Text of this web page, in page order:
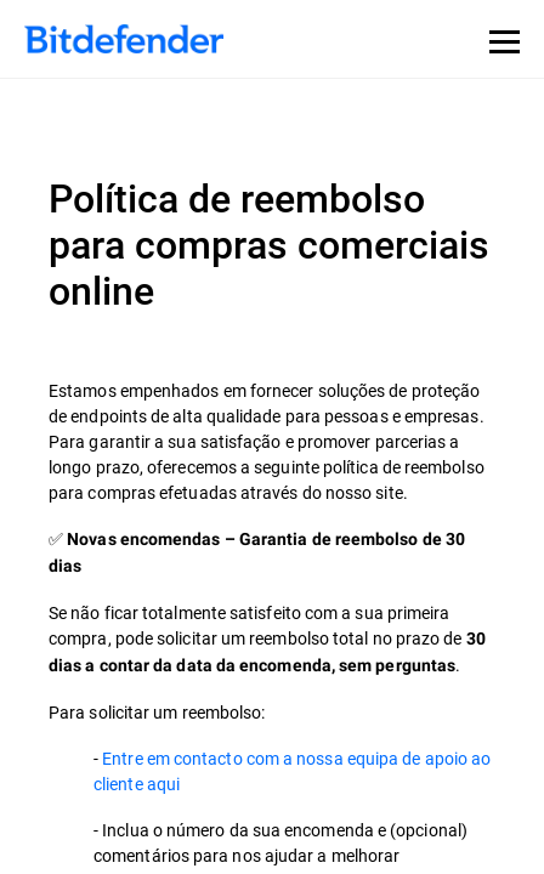
Política de reembolso
para compras comerciais
online
Estamos empenhados em fornecer soluções de proteção
de endpoints de alta qualidade para pessoas e empresas.
Para garantir a sua satisfação e promover parcerias a
longo prazo, oferecemos a seguinte política de reembolso
para compras efetuadas através do nosso site.
✅Novas encomendas – Garantia de reembolso de 30
dias
Se não ficar totalmente satisfeito com a sua primeira
compra, pode solicitar um reembolso total no prazo de 30
dias a contar da data da encomenda, sem perguntas.
Para solicitar um reembolso:
- Entre em contacto com a nossa equipa de apoio ao
cliente aqui
- Inclua o número da sua encomenda e (opcional)
comentários para nos ajudar a melhorar